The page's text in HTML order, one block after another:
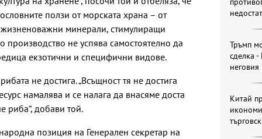
ползи от морската храна – от
минерали, стимулиращи
производство не успява самостоятелно да
екзотични и специфични видове.
не достига. „Всъщност тя не достига
намалява и се налага да внасяме доста
риба“, добави той.
позиция на Генерален секретар на
Тръмп
сделка
Китай